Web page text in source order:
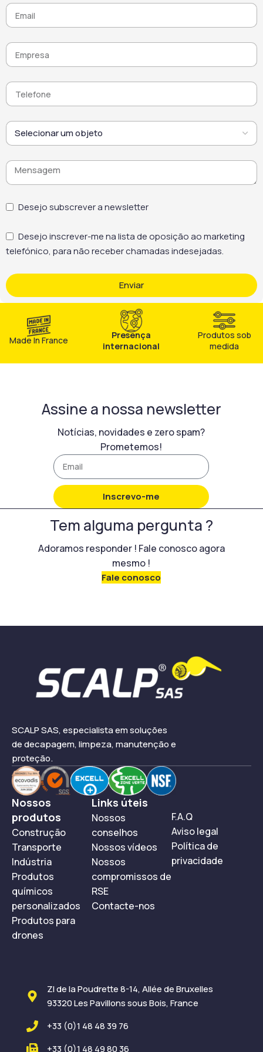
uniforme ao longo do
tempo. Por fim, este
limpador de fachadas de
tijolo combina
desempenho,
versatilidade e respeito
pelos materiais,
oferecendo uma solução
fiável para a manutenção
ambientes exigentes.
com as normas
Desejo subscrever a newsletter
Desejo inscrever-me na lista de oposição ao marketing
telefónico, para não receber chamadas indesejadas.
Enviar
Made In France
Presença
internacional
Produtos sob
medida
Assine a nossa newsletter
Notícias, novidades e zero spam?
Prometemos!
Inscrevo-me
Tem alguma pergunta ?
Adoramos responder ! Fale conosco agora
mesmo !
Fale conosco
SCALP SAS, especialista em soluções
de decapagem, limpeza, manutenção e
proteção.
Nossos
produtos
Construção
Transporte
Indústria
Produtos
químicos
personalizados
Produtos para
drones
Links úteis
Nossos
conselhos
Nossos vídeos
Nossos
compromissos de
RSE
Contacte-nos
F.A.Q
Aviso legal
Política de
privacidade
ZI de la Poudrette 8-14, Allée de Bruxelles
93320 Les Pavillons sous Bois, France
+33 (0)1 48 48 39 76
+33 (0)1 48 49 80 36